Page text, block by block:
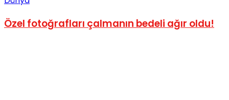
Özel fotoğrafları çalmanın bedeli ağır oldu!